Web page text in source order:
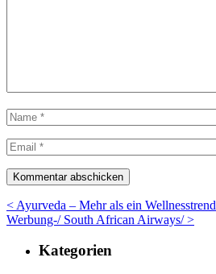
< Ayurveda – Mehr als ein Wellnesstrend
Werbung-/ South African Airways/ >
Kategorien